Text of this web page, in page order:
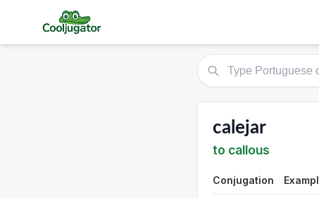
calejar
to callous
Conjugation